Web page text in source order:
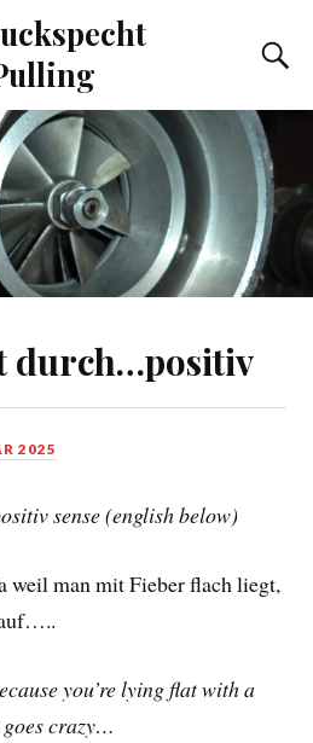
durch…positiv
2025
sense (english below)
weil man mit Fieber flach liegt,
you’re lying flat with a
goes crazy…